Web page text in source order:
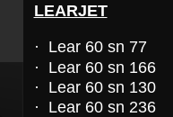
LEARJET
· Lear 60 sn 77
· Lear 60 sn 166
· Lear 60 sn 130
· Lear 60 sn 236